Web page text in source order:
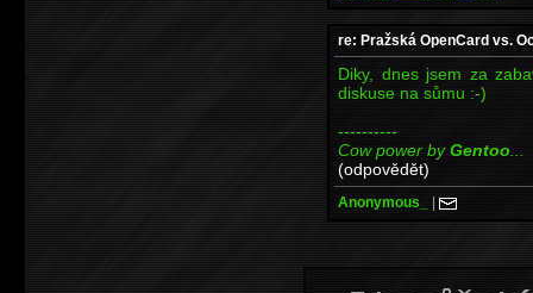
re: Pražská OpenCard vs.
Diky, dnes jsem za
diskuse na sůmu :-)
----------
Cow power byGentoo
(odpovědět)
Anonymous_ |